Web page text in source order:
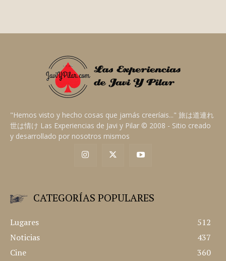
"Hemos visto y hecho cosas que jamás creeríais..." 旅は道連れ
世は情け Las Experiencias de Javi y Pilar © 2008 - Sitio creado
y desarrollado por nosotros mismos
CATEGORÍAS POPULARES
Lugares
512
Noticias
437
Cine
360